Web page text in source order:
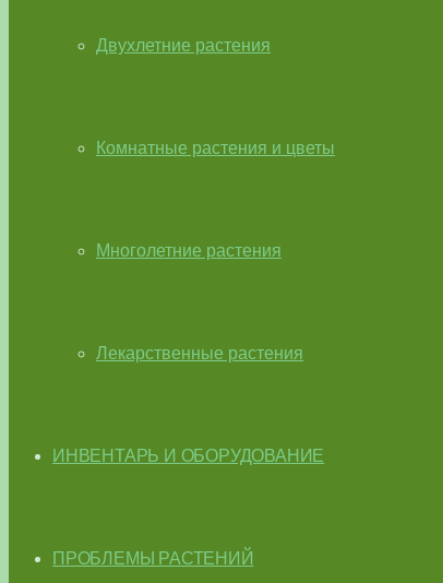
Двухлетние растения
Комнатные растения и цветы
Многолетние растения
Лекарственные растения
ИНВЕНТАРЬ И ОБОРУДОВАНИЕ
ПРОБЛЕМЫ РАСТЕНИЙ